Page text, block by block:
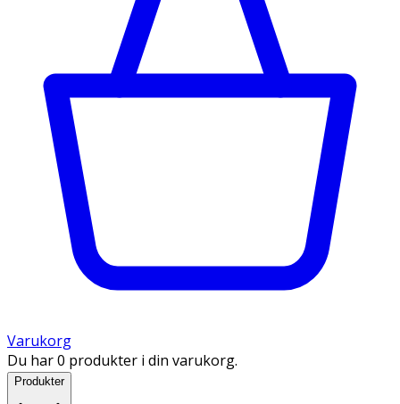
Varukorg
Du har 0 produkter i din varukorg.
Produkter